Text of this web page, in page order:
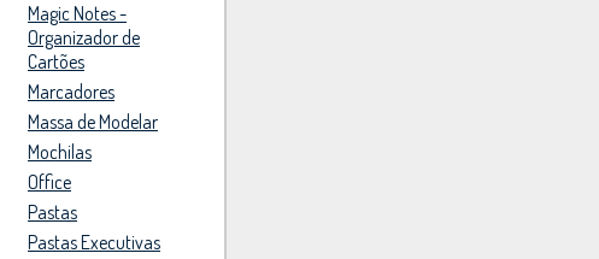
Magic Notes -
Organizador de
Cartões
Marcadores
Massa de Modelar
Mochilas
Office
Pastas
Pastas Executivas